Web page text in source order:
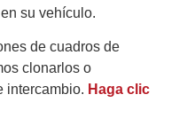
su vehículo.
de cuadros de
clonarlos o
intercambio. Haga clic